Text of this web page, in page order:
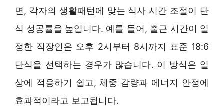
면, 각자의 생활패턴에 맞는 식사 시간 조절이 단
식 성공률을 높입니다. 예를 들어, 출근 시간이 일
정한 직장인은 오후 2시부터 8시까지 표준 18:6
단식을 선택하는 경우가 많습니다. 이 방식은 일
상에 적응하기 쉽고, 체중 감량과 에너지 안정에
효과적이라고 보고됩니다.